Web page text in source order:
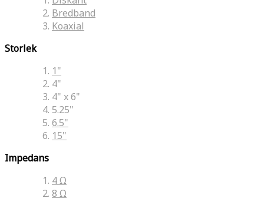
Bredband
Koaxial
Storlek
1"
4"
4" x 6"
5.25"
6.5"
15"
Impedans
4 Ω
8 Ω